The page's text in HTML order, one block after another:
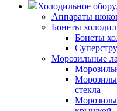
Холодильное
Аппараты
Бонеты
Бонеты
Морозильные
стекла